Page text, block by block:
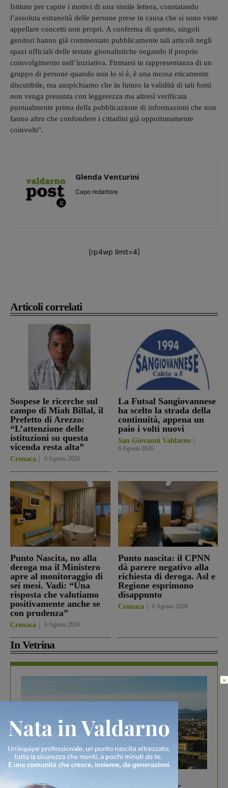
Articoli correlati
Sospese le ricerche sul
campo di Miah Billal, il
Prefetto di Arezzo:
“L’attenzione delle
istituzioni su questa
vicenda resta alta”
Cronaca 6 Agosto 2026
La Futsal Sangiovannese
ha scelto la strada della
continuità, appena un
paio i volti nuovi
San Giovanni Valdarno
6 Agosto 2026
Punto Nascita, no alla
deroga ma il Ministero
apre al monitoraggio di
sei mesi. Vadi: “Una
risposta che valutiamo
positivamente anche se
con prudenza”
Cronaca 6 Agosto 2026
Punto nascita: il CPNN
dà parere negativo alla
richiesta di deroga. Asl e
Regione esprimono
disappunto
Cronaca 6 Agosto 2026
In Vetrina
In vetrina 6 Agosto 2026
Istituto per capire i motivi di una simile lettera, constatando
l’assoluta estraneità delle persone prese in causa che si sono viste
appellare concetti non propri. A conferma di questo, singoli
genitori hanno già commentato pubblicamente tali articoli negli
spazi ufficiali delle testate giornalistiche negando il proprio
coinvolgimento nell’iniziativa. Firmarsi in rappresentanza di un
gruppo di persone quando non lo si è, è una mossa eticamente
discutibile, ma auspichiamo che in futuro la validità di tali fonti
non venga presunta con leggerezza ma altresì verificata
puntualmente prima della pubblicazione di informazioni che non
fanno altro che confondere i cittadini già opportunamente
coinvolti".
Glenda Venturini
Capo redattore
[rp4wp limit=4]
×